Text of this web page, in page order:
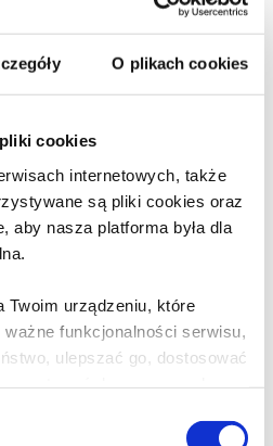
O plikach cookies
cookies
internetowych, także
są pliki cookies oraz
aby nasza platforma była dla
Twoim urządzeniu, które
funkcjonalności serwisu,
ulepszać go, dostosować
Club
Schreiber
Na prezent
Kisses 7: Love
Schreiber
103.90 zł